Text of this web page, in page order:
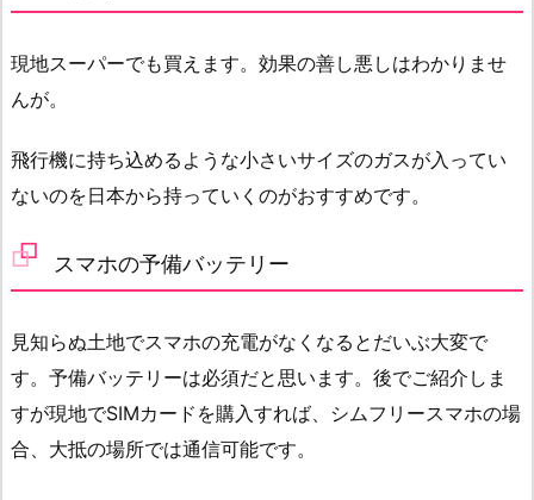
現地スーパーでも買えます。効果の善し悪しはわかりませ
んが。
飛行機に持ち込めるような小さいサイズのガスが入ってい
ないのを日本から持っていくのがおすすめです。
スマホの予備バッテリー
見知らぬ土地でスマホの充電がなくなるとだいぶ大変で
す。予備バッテリーは必須だと思います。後でご紹介しま
すが現地でSIMカードを購入すれば、シムフリースマホの場
合、大抵の場所では通信可能です。